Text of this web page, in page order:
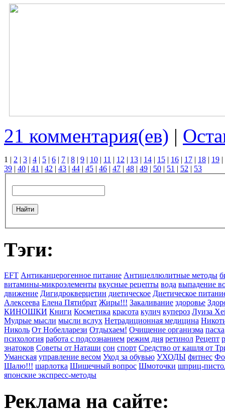
21 комментария(ев) |
1 | 2 | 3 | 4 | 5 | 6 | 7 | 8 | 9 | 10 | 11 | 12 | 13 | 14 | 15 | 16 | 17 | 18 | 19 |
39 | 40 | 41 | 42 | 43 | 44 | 45 | 46 | 47 | 48 | 49 | 50 | 51 | 52 | 53
Тэги:
EFT Антиканцерогенное питание Антицеллюлитные методы
витамины-микроэлементы вкусные рецепты вода выпадение
движение Дигидрокверцетин диетическое Диетическое
Алексеева Елена Пятибрат Жиры!!! Закаливание здоровье
КИНОШКИ Книги Косметика красота кулич купероз Луиза
Мудрые мысли мысли вслух Нетрадиционная медицина
Николь От Нобелларези Отдыхаем! Очищение организма пасха
психология работа с подсознанием режим дня ретинол Рецепт
знатоков Советы от Наташи сон спорт Средство от кашля от
Уманская управление весом Уход за обувью УХОДЫ фитнес
Шалю!!! шарлотка Шишечный вопрос Шмоточки шприц-
японские экспресс-методы
Реклама на сайте: